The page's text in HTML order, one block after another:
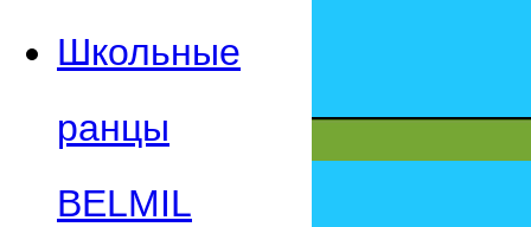
Школьные
ранцы
BELMIL